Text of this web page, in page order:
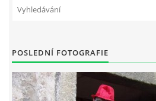
POSLEDNÍ FOTOGRAFIE